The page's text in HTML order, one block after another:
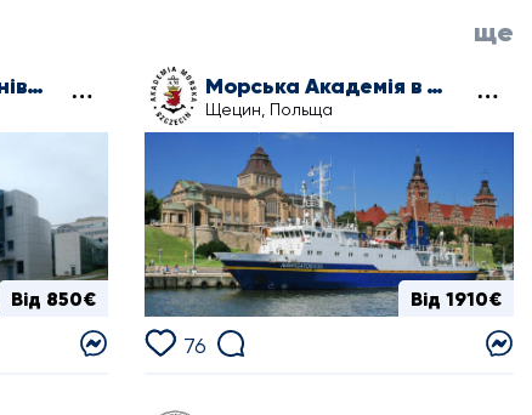
ще
Зеленогурський Університет
Від 850€
Морська Академія в Щецині
Щецин, Польща
Від 1910€
76